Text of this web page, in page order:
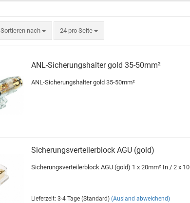
Sortieren nach 24 pro Seite
ANL-Sicherungshalter gold 35-50mm²
ANL-Sicherungshalter gold 35-50mm²
Sicherungsverteilerblock AGU (gold)
Sicherungsverteilerblock AGU (gold) 1 x 20mm² In / 2 x
Lieferzeit: 3-4 Tage (Standard) (Ausland abweichend)